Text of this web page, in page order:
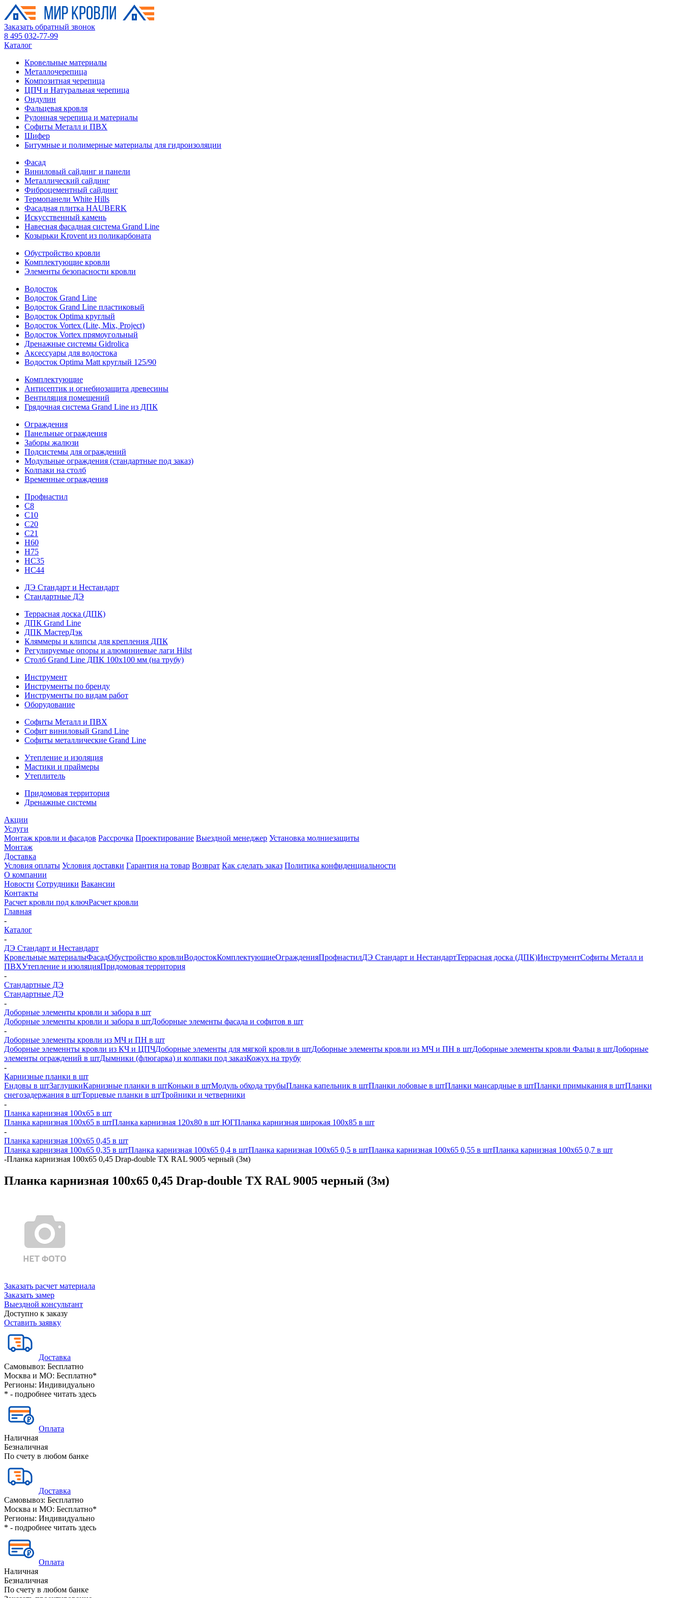
Заказать обратный звонок
8 495 032-77-99
Каталог
Кровельные материалы
Металлочерепица
Композитная черепица
ЦПЧ и Натуральная черепица
Ондулин
Фальцевая кровля
Рулонная черепица и материалы
Софиты Металл и ПВХ
Шифер
Битумные и полимерные материалы для гидроизоляции
Фасад
Виниловый сайдинг и панели
Металлический сайдинг
Фиброцементный сайдинг
Термопанели White Hills
Фасадная плитка HAUBERK
Искусственный камень
Навесная фасадная система Grand Line
Козырьки Krovent из поликарбоната
Обустройство кровли
Комплектующие кровли
Элементы безопасности кровли
Водосток
Водосток Grand Line
Водосток Grand Line пластиковый
Водосток Optima круглый
Водосток Vortex (Lite, Mix, Project)
Водосток Vortex прямоугольный
Дренажные системы Gidrolica
Аксессуары для водостока
Водосток Optima Matt круглый 125/90
Комплектующие
Антисептик и огнебиозащита древесины
Вентиляция помещений
Грядочная система Grand Line из ДПК
Ограждения
Панельные ограждения
Заборы жалюзи
Подсистемы для ограждений
Модульные ограждения (стандартные под заказ)
Колпаки на столб
Временные ограждения
Профнастил
С8
С10
С20
С21
H60
H75
HС35
НС44
ДЭ Стандарт и Нестандарт
Стандартные ДЭ
Террасная доска (ДПК)
ДПК Grand Line
ДПК МастерДэк
Кляммеры и клипсы для крепления ДПК
Регулируемые опоры и алюминиевые лаги Hilst
Столб Grand Line ДПК 100х100 мм (на трубу)
Инструмент
Инструменты по бренду
Инструменты по видам работ
Оборудование
Софиты Металл и ПВХ
Софит виниловый Grand Line
Софиты металлические Grand Line
Утепление и изоляция
Мастики и праймеры
Утеплитель
Придомовая территория
Дренажные системы
Акции
Услуги
Монтаж кровли и фасадов Рассрочка Проектирование Выездной менеджер Установка молниезащиты
Монтаж
Доставка
Условия оплаты Условия доставки Гарантия на товар Возврат Как сделать заказ Политика конфиденциальности
О компании
Новости Сотрудники Вакансии
Контакты
Расчет кровли под ключРасчет кровли
Главная
-
Каталог
-
ДЭ Стандарт и Нестандарт
Кровельные материалыФасадОбустройство кровлиВодостокКомплектующиеОгражденияПрофнастилДЭ Стандарт и НестандартТеррасная доска (ДПК)ИнструментСофиты Металл и
ПВХУтепление и изоляцияПридомовая территория
-
Стандартные ДЭ
Стандартные ДЭ
-
Доборные элементы кровли и забора в шт
Доборные элементы кровли и забора в штДоборные элементы фасада и софитов в шт
-
Доборные элементы кровли из МЧ и ПН в шт
Доборные элеменнты кровли из КЧ и ЦПЧДоборные элементы для мягкой кровли в штДоборные элементы кровли из МЧ и ПН в штДоборные элементы кровли Фальц в штДоборные
элементы ограждений в штДымники (флюгарка) и колпаки под заказКожух на трубу
-
Карнизные планки в шт
Ендовы в штЗаглушкиКарнизные планки в штКоньки в штМодуль обхода трубыПланка капельник в штПланки лобовые в штПланки мансардные в штПланки примыкания в штПланки
снегозадержания в штТорцевые планки в штТройники и четверники
-
Планка карнизная 100х65 в шт
Планка карнизная 100х65 в штПланка карнизная 120х80 в шт ЮГПланка карнизная широкая 100х85 в шт
-
Планка карнизная 100х65 0,45 в шт
Планка карнизная 100х65 0,35 в штПланка карнизная 100х65 0,4 в штПланка карнизная 100х65 0,5 в штПланка карнизная 100х65 0,55 в штПланка карнизная 100х65 0,7 в шт
-Планка карнизная 100х65 0,45 Drap-double TX RAL 9005 черный (3м)
Планка карнизная 100х65 0,45 Drap-double TX RAL 9005 черный (3м)
Заказать расчет материала
Заказать замер
Выездной консультант
Доступно к заказу
Оставить заявку
Доставка
Самовывоз: Бесплатно
Москва и МО: Бесплатно*
Регионы: Индивидуально
* - подробнее читать здесь
Оплата
Наличная
Безналичная
По счету в любом банке
Доставка
Самовывоз: Бесплатно
Москва и МО: Бесплатно*
Регионы: Индивидуально
* - подробнее читать здесь
Оплата
Наличная
Безналичная
По счету в любом банке